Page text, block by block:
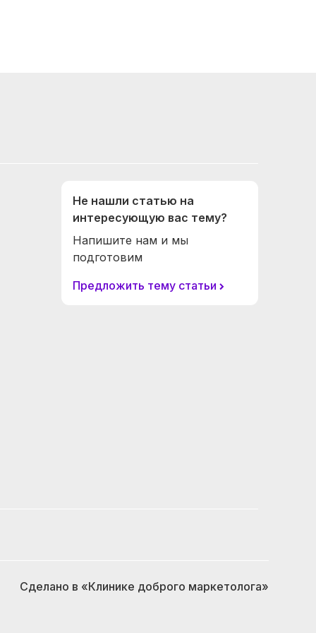
Не нашли статью на
интересующую вас тему?
Напишите нам и мы
подготовим
Предложить тему статьи
Сделано в «Клинике доброго маркетолога»